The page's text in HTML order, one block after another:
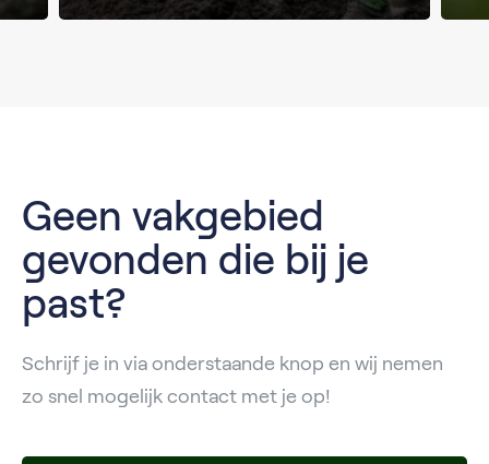
Geen vakgebied
gevonden die bij je
past?
Schrijf je in via onderstaande knop en wij nemen
zo snel mogelijk contact met je op!